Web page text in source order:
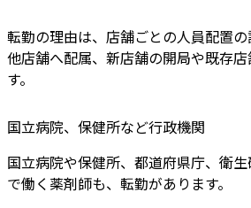
転勤の理由は、店舗ごとの人員配置
他店舗へ配属、新店舗の開局や既存
す。
国立病院、保健所など行政機関
国立病院や保健所、都道府県庁、衛
で働く薬剤師も、転勤があります。